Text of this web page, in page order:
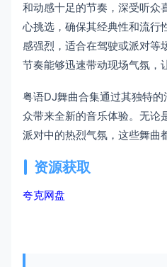
和动感十足的节奏，深受听众
心挑选，确保其经典性和流行
感强烈，适合在驾驶或派对等
节奏能够迅速带动现场气氛，
粤语DJ舞曲合集通过其独特
众带来全新的音乐体验。无论
派对中的热烈气氛，这些舞曲
资源获取
夸克网盘